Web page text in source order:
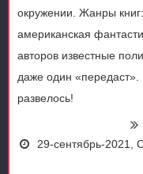
окружении. Жанры
американская
авторов известные
даже один «передаст».
развелось!
29-сентябрь-2021,